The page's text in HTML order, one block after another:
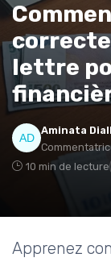
lettre
Aminata
10 min de lecture
Apprenez